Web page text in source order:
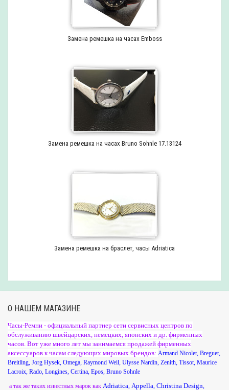
Замена ремешка на часах Emboss
Замена ремешка на часах Bruno Sohnle 17.13124
Замена ремешка на браслет, часы Adriatica
О НАШЕМ МАГАЗИНЕ
Часы-Ремни - официальный партнер сети сервисных центров по
обслуживанию швейцарских, немецких, японских и др. фирменных
часов. Вот уже много лет мы занимаемся продажей фирменных
аксессуаров к часам следующих мировых брендов: Armand Nicolet Breguet
Breitling Jorg Hysek Omega Raymond Weil Ulysse Nardin Zenith Tissot Maurice
Lacroix Rado Longines Certina Epos Bruno Sohnle
а так же таких известных марок как Adriatica Appella Christina Design